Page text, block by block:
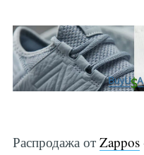
Распродажа от Zappos